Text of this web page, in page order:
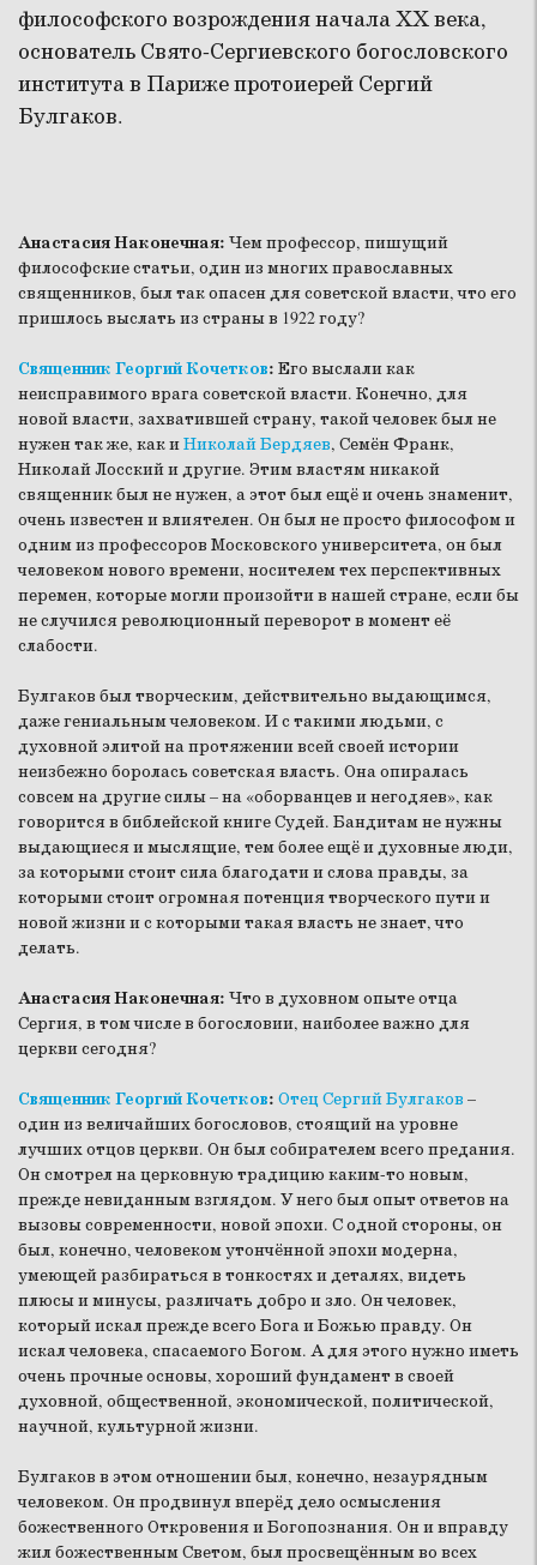
философского возрождения начала ХХ века,
основатель Свято-Сергиевского богословского
института в Париже протоиерей Сергий
Булгаков.
Анастасия Наконечная: Чем профессор, пишущий
философские статьи, один из многих православных
священников, был так опасен для советской власти, что его
пришлось выслать из страны в 1922 году?
Священник Георгий Кочетков: Его выслали как
неисправимого врага советской власти. Конечно, для
новой власти, захватившей страну, такой человек был не
нужен так же, как иНиколай Бердяев, Семён Франк,
Николай Лосский и другие. Этим властям никакой
священник был не нужен, а этот был ещё и очень знаменит,
очень известен и влиятелен. Он был не просто философом и
одним из профессоров Московского университета, он был
человеком нового времени, носителем тех перспективных
перемен, которые могли произойти в нашей стране, если бы
не случился революционный переворот в момент её
слабости.
Булгаков был творческим, действительно выдающимся,
даже гениальным человеком. И с такими людьми, с
духовной элитой на протяжении всей своей истории
неизбежно боролась советская власть. Она опиралась
совсем на другие силы – на «оборванцев и негодяев», как
говорится в библейской книге Судей. Бандитам не нужны
выдающиеся и мыслящие, тем более ещё и духовные люди,
за которыми стоит сила благодати и слова правды, за
которыми стоит огромная потенция творческого пути и
новой жизни и с которыми такая власть не знает, что
делать.
Анастасия Наконечная: Что в духовном опыте отца
Сергия, в том числе в богословии, наиболее важно для
церкви сегодня?
Священник Георгий Кочетков: Отец Сергий Булгаков –
один из величайших богословов, стоящий на уровне
лучших отцов церкви. Он был собирателем всего предания.
Он смотрел на церковную традицию каким-то новым,
прежде невиданным взглядом. У него был опыт ответов на
вызовы современности, новой эпохи. С одной стороны, он
был, конечно, человеком утончённой эпохи модерна,
умеющей разбираться в тонкостях и деталях, видеть
плюсы и минусы, различать добро и зло. Он человек,
который искал прежде всего Бога и Божью правду. Он
искал человека, спасаемого Богом. А для этого нужно иметь
очень прочные основы, хороший фундамент в своей
духовной, общественной, экономической, политической,
научной, культурной жизни.
Булгаков в этом отношении был, конечно, незаурядным
человеком. Он продвинул вперёд дело осмысления
божественного Откровения и Богопознания. Он и вправду
жил божественным Светом, был просвещённым во всех